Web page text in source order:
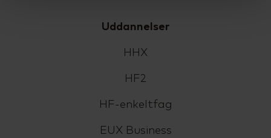
Uddannelser
HHX
HF2
HF-enkeltfag
EUX Business